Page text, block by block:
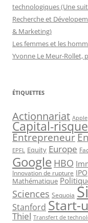
technologiques (Une
Recherche et
& Marketing)
Les femmes et les
Yvonne Le Meur-Rollet,
ÉTIQUETTES
Actionnariat Apple
Capital-risque
Entrepreneur
EPFL Equity Europe
Google HBO
Innovation de rupture IPO
Mathématique
Sciences Sequoia
Stanford Start-
Thiel Transfert de